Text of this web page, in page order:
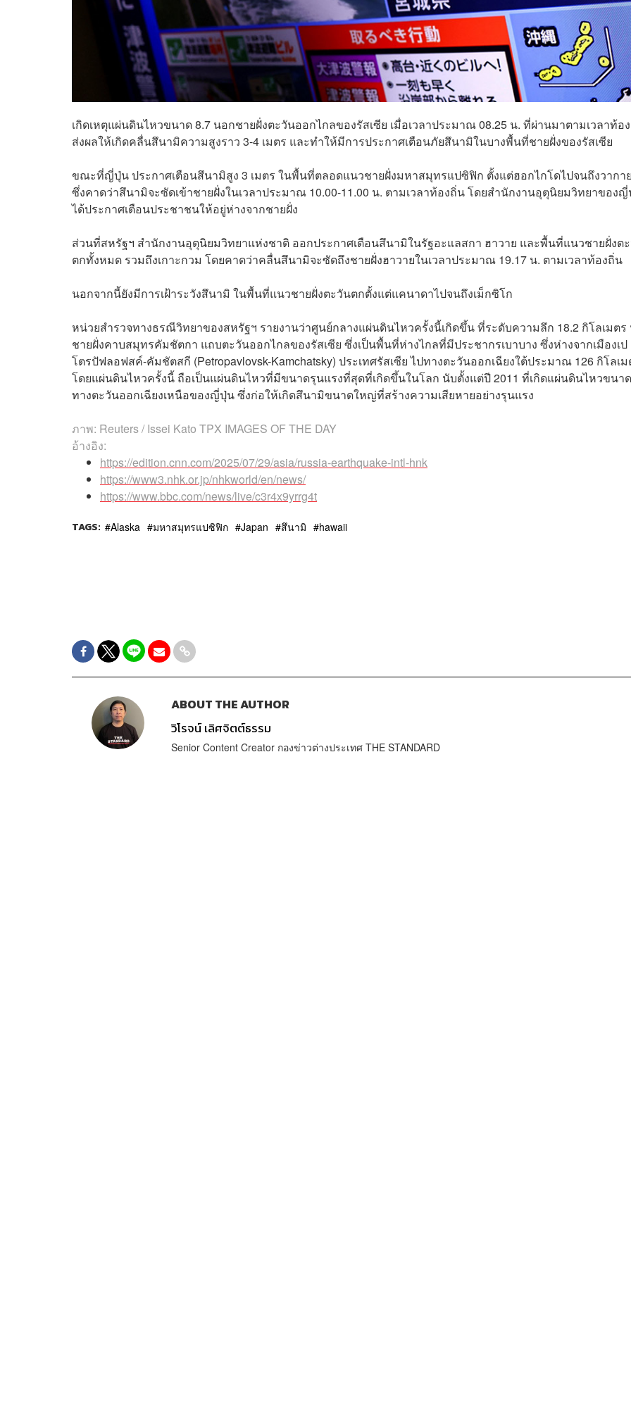
เกิดเหตุแผ่นดินไหวขนาด 8.7 นอกชายฝั่งตะวันออกไกลของรัสเซีย เมื่อเวลาประมาณ 08.25 น. ที่ผ่านมาตามเวลาท้อ
ส่งผลให้เกิดคลื่นสึนามิความสูงราว 3-4 เมตร และทำให้มีการประกาศเตือนภัยสึนามิในบางพื้นที่ชายฝั่งของรัสเซีย
ขณะที่ญี่ปุ่น ประกาศเตือนสึนามิสูง 3 เมตร ในพื้นที่ตลอดแนวชายฝั่งมหาสมุทรแปซิฟิก ตั้งแต่ฮอกไกโดไปจนถึงวากา
ซึ่งคาดว่าสึนามิจะซัดเข้าชายฝั่งในเวลาประมาณ 10.00-11.00 น. ตามเวลาท้องถิ่น โดยสำนักงานอุตุนิยมวิทยาของ
ได้ประกาศเตือนประชาชนให้อยู่ห่างจากชายฝั่ง
ส่วนที่สหรัฐฯ สำนักงานอุตุนิยมวิทยาแห่งชาติ ออกประกาศเตือนสึนามิในรัฐอะแลสกา ฮาวาย และพื้นที่แนวชายฝั่งต
ตกทั้งหมด รวมถึงเกาะกวม โดยคาดว่าคลื่นสึนามิจะซัดถึงชายฝั่งฮาวายในเวลาประมาณ 19.17 น. ตามเวลาท้องถิ่น
นอกจากนี้ยังมีการเฝ้าระวังสึนามิ ในพื้นที่แนวชายฝั่งตะวันตกตั้งแต่แคนาดาไปจนถึงเม็กซิโก
หน่วยสำรวจทางธรณีวิทยาของสหรัฐฯ​ รายงานว่าศูนย์กลางแผ่นดินไหวครั้งนี้เกิดขึ้น ที่ระดับความลึก 18.2 กิโลเมตร
ชายฝั่งคาบสมุทรคัมชัตกา แถบตะวันออกไกลของรัสเซีย ซึ่งเป็นพื้นที่ห่างไกลที่มีประชากรเบาบาง ซึ่งห่างจากเมืองเป
โตรปัฟลอฟสค์-คัมชัตสกี (Petropavlovsk-Kamchatsky) ประเทศรัสเซีย ไปทางตะวันออกเฉียงใต้ประมาณ 126 กิโลเ
โดยแผ่นดินไหวครั้งนี้ ถือเป็นแผ่นดินไหวที่มีขนาดรุนแรงที่สุดที่เกิดขึ้นในโลก นับตั้งแต่ปี 2011 ที่เกิดแผ่นดินไหวขนา
ทางตะวันออกเฉียงเหนือของญี่ปุ่น ซึ่งก่อให้เกิดสึนามิขนาดใหญ่ที่สร้างความเสียหายอย่างรุนแรง
ภาพ: Reuters / Issei Kato TPX IMAGES OF THE DAY
อ้างอิง:
https://edition.cnn.com/2025/07/29/asia/russia-earthquake-intl-hnk
https://www3.nhk.or.jp/nhkworld/en/news/
https://www.bbc.com/news/live/c3r4x9yrrg4t
TAGS: Alaska มหาสมุทรแปซิฟิก Japan สึนามิ hawaii
ABOUT THE AUTHOR
วิโรจน์ เลิศจิตต์ธรรม
Senior Content Creator กองข่าวต่างประเทศ THE STANDARD